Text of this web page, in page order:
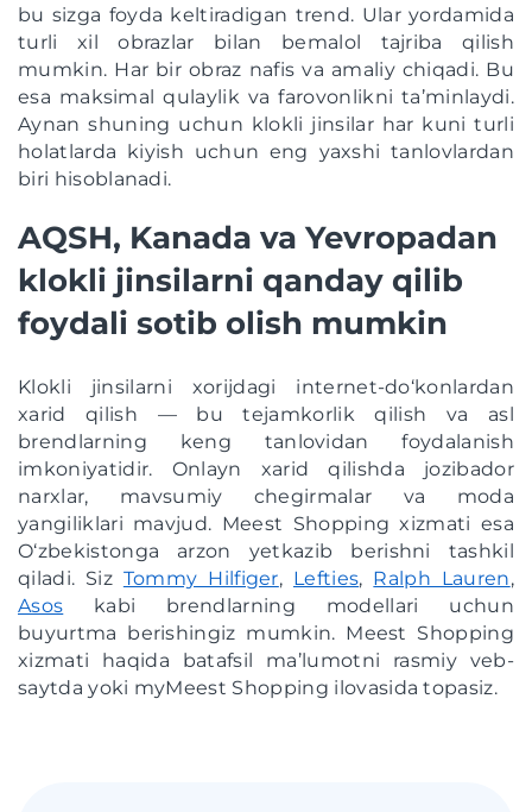
bu sizga foyda keltiradigan trend. Ular yordamida
turli xil obrazlar bilan bemalol tajriba qilish
mumkin. Har bir obraz nafis va amaliy chiqadi. Bu
esa maksimal qulaylik va farovonlikni ta’minlaydi.
Aynan shuning uchun klokli jinsilar har kuni turli
holatlarda kiyish uchun eng yaxshi tanlovlardan
biri hisoblanadi.
AQSH, Kanada va Yevropadan
klokli jinsilarni qanday qilib
foydali sotib olish mumkin
Klokli jinsilarni xorijdagi internet-do‘konlardan
xarid qilish — bu tejamkorlik qilish va asl
brendlarning keng tanlovidan foydalanish
imkoniyatidir. Onlayn xarid qilishda jozibador
narxlar, mavsumiy chegirmalar va moda
yangiliklari mavjud. Meest Shopping xizmati esa
O‘zbekistonga arzon yetkazib berishni tashkil
qiladi. Siz Tommy Hilfiger, Lefties, Ralph Lauren,
Asos kabi brendlarning modellari uchun
buyurtma berishingiz mumkin. Meest Shopping
xizmati haqida batafsil ma’lumotni rasmiy veb-
saytda yoki myMeest Shopping ilovasida topasiz.